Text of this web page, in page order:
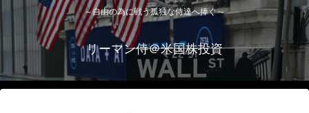
～自由の為に戦う孤独な侍達へ捧ぐ～
リーマン侍＠米国株投資